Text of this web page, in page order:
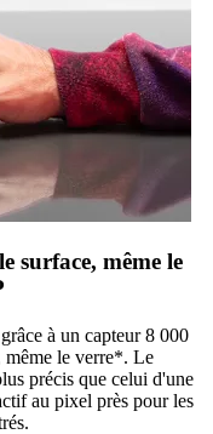
surface, même le
à un capteur 8 000
même le verre*. Le
précis que celui d'une
au pixel près pour les